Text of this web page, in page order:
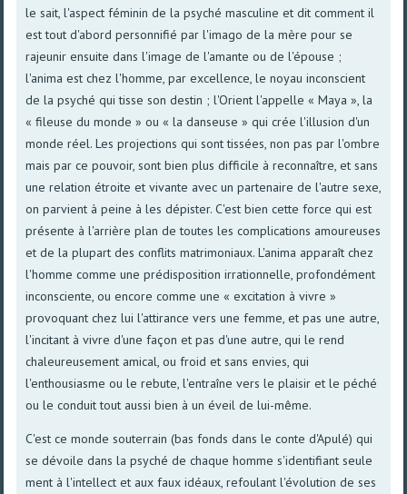
le sait, l'aspect féminin de la psyché masculine et dit comment il
est tout d'abord personnifié par l'imago de la mère pour se
rajeunir ensuite dans l'image de l'amante ou de l'épouse ;
l'anima est chez l'homme, par excellence, le noyau inconscient
de la psyché qui tisse son destin ; l'Orient l'appelle « Maya », la
« fileuse du monde » ou « la danseuse » qui crée l'illusion d'un
monde réel. Les projections qui sont tissées, non pas par l'ombre
mais par ce pouvoir, sont bien plus difficile à reconnaître, et sans
une relation étroite et vivante avec un partenaire de l'autre sexe,
on parvient à peine à les dépister. C'est bien cette force qui est
présente à l'arrière plan de toutes les complications amoureuses
et de la plupart des conflits matrimoniaux. L'anima apparaît chez
l'homme comme une prédisposition irrationnelle, profondément
inconsciente, ou encore comme une « excitation à vivre »
provoquant chez lui l'attirance vers une femme, et pas une autre,
l'incitant à vivre d'une façon et pas d'une autre, qui le rend
chaleureusement amical, ou froid et sans envies, qui
l'enthousiasme ou le rebute, l'entraîne vers le plaisir et le péché
ou le conduit tout aussi bien à un éveil de lui-même.
C'est ce monde souterrain (bas fonds dans le conte d'Apulé) qui
se dévoile dans la psyché de chaque homme s'identifiant seule
ment à l'intellect et aux faux idéaux, refoulant l'évolution de ses